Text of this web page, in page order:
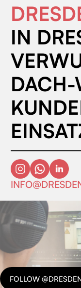
IN
DACH-
FOLLOW